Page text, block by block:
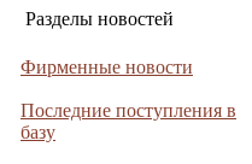
Разделы новостей
Фирменные новости
Последние поступления в
базу